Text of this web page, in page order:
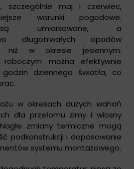
szczególnie maj i czerwiec,
warunki pogodowe.
są umiarkowane, a
długotrwałych opadów
niż w okresie jesiennym.
można efektywnie
dziennego światła, co
w okresach dużych wahań
dla przełomu zimy i wiosny
zmiany termiczne mogą
podkonstrukcji i dopasowanie
systemu montażowego.